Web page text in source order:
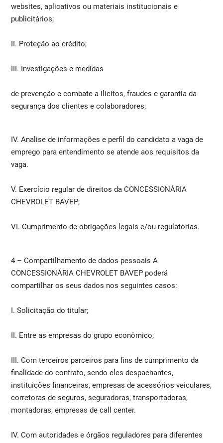
websites, aplicativos ou materiais institucionais e
publicitários;
II. Proteção ao crédito;
III. Investigações e medidas
de prevenção e combate a ilícitos, fraudes e garantia da
segurança dos clientes e colaboradores;
IV. Analise de informações e perfil do candidato a vaga de
emprego para entendimento se atende aos requisitos da
vaga.
V. Exercício regular de direitos da CONCESSIONÁRIA
CHEVROLET BAVEP;
VI. Cumprimento de obrigações legais e/ou regulatórias.
4 – Compartilhamento de dados pessoais A
CONCESSIONÁRIA CHEVROLET BAVEP poderá
compartilhar os seus dados nos seguintes casos:
I. Solicitação do titular;
II. Entre as empresas do grupo econômico;
III. Com terceiros parceiros para fins de cumprimento da
finalidade do contrato, sendo eles despachantes,
instituições financeiras, empresas de acessórios veiculares,
corretoras de seguros, seguradoras, transportadoras,
montadoras, empresas de call center.
IV. Com autoridades e órgãos reguladores para diferentes